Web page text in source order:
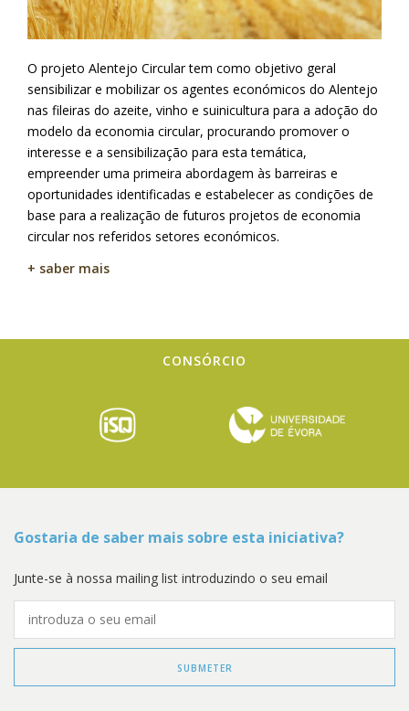
O projeto Alentejo Circular tem como objetivo geral
sensibilizar e mobilizar os agentes económicos do Alentejo
nas fileiras do azeite, vinho e suinicultura para a adoção do
modelo da economia circular, procurando promover o
interesse e a sensibilização para esta temática,
empreender uma primeira abordagem às barreiras e
oportunidades identificadas e estabelecer as condições de
base para a realização de futuros projetos de economia
circular nos referidos setores económicos.
+ saber mais
CONSÓRCIO
Gostaria de saber mais sobre esta iniciativa?
Junte-se à nossa mailing list introduzindo o seu email